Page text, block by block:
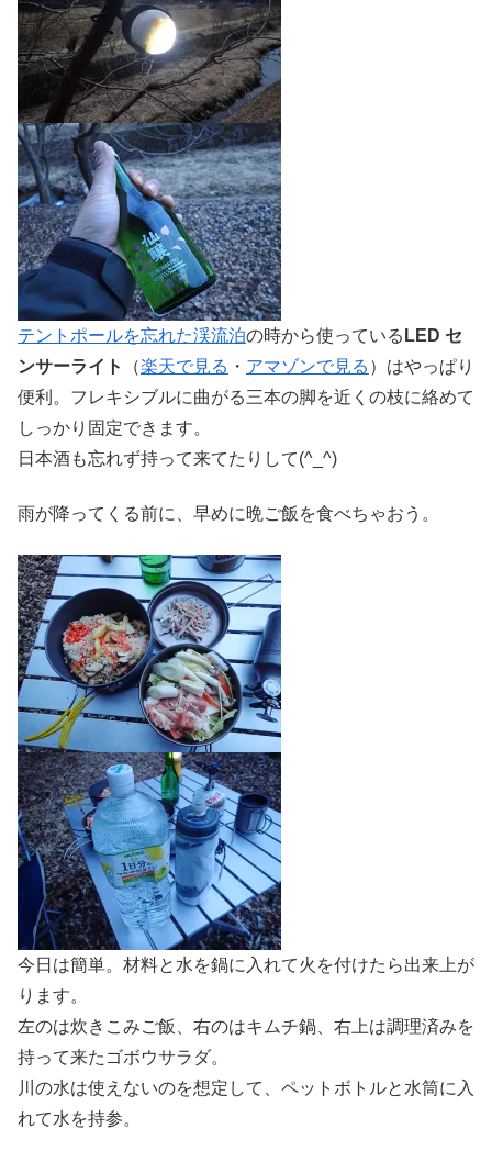
テントポールを忘れた渓流泊の時から使っている LED セ
ンサーライト
（楽天で見る ・ アマゾンで見る ）はやっぱり
便利。フレキシブルに曲がる三本の脚を近くの枝に絡めて
しっかり固定できます。
日本酒も忘れず持って来てたりして(^_^)
雨が降ってくる前に、早めに晩ご飯を食べちゃおう。
今日は簡単。材料と水を鍋に入れて火を付けたら出来上が
ります。
左のは炊きこみご飯、右のはキムチ鍋、右上は調理済みを
持って来たゴボウサラダ。
川の水は使えないのを想定して、ペットボトルと水筒に入
れて水を持参。